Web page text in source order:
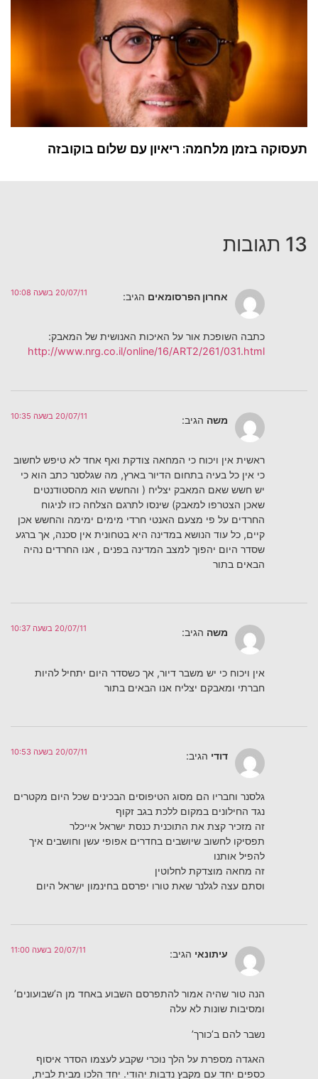
תעסוקה בזמן מלחמה: ריאיון עם שלום בוקובזה
13 תגובות
אחרון הפרסומאים הגיב: 20/07/11 בשעה 10:08
כתבה השופכת אור על האיכות האנושית של המאבק:
http://www.nrg.co.il/online/16/ART2/261/031.html
משה הגיב: 20/07/11 בשעה 10:35
ראשית אין ויכוח כי המחאה צודקת ואף אחד לא טיפש לחשוב
כי אין כל בעיה בתחום הדיור בארץ, מה שגלסנר כתב הוא כי
יש חשש שאם המאבק יצליח ( והחשש הוא מהסטודנטים
שאכן הצטרפו למאבק) שינסו לתרגם הצלחה כזו לניגוח
החרדים על פי מצעם האנטי חרדי מימים ימימה והחשש אכן
קיים, כל עוד הנושא במדינה היא בטחונית אין סכנה, אך ברגע
שסדר היום יהפוך למצב המדינה בפנים , אנו החרדים נהיה
הבאים בתור
משה הגיב: 20/07/11 בשעה 10:37
אין ויכוח כי יש משבר דיור, אך כשסדר היום יתחיל להיות
חברתי ומאבקם יצליח אנו הבאים בתור
דודי הגיב: 20/07/11 בשעה 10:53
גלסנר וחבריו הם מסוג הטיפוסים הבכינים שכל היום מקטרים
נגד החילונים במקום ללכת בגב זקוף
זה מזכיר קצת את התוכנית כנסת ישראל אייכלר
תפסיקו לחשוב שיושבים בחדרים אפופי עשן וחושבים איך
להפיל אותנו
זה מחאה מוצדקת לחלוטין
וסתם עצה לגלנר שאת טורו יפרסם בחינמון ישראל היום
עיתונאי הגיב: 20/07/11 בשעה 11:00
הנה טור שהיה אמור להתפרסם השבוע באחד מן ה’שבועונים’
ומסיבות שונות לא עלה
נשבר להם ב’כורך’
האגדה מספרת על הלך נוכרי שקבע לעצמו הסדר איסוף
כספים יחד עם מקבץ נדבות יהודי. יחד הלכו מבית לבית,